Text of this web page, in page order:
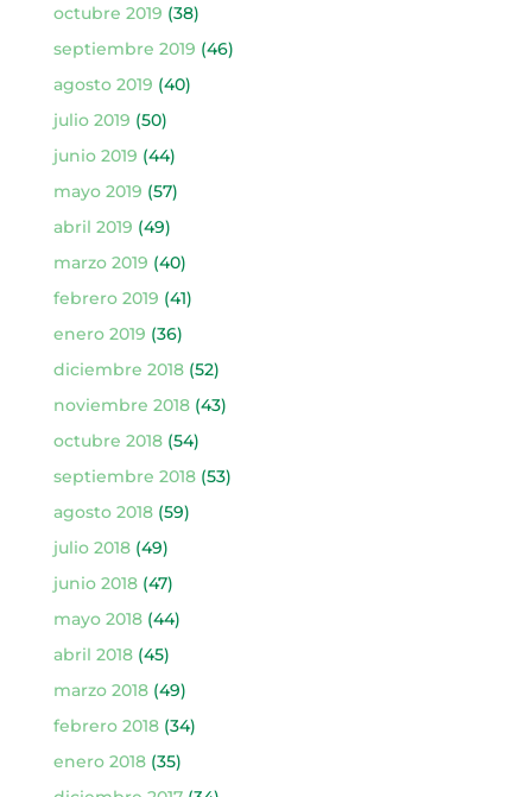
octubre 2019 (38)
septiembre 2019 (46)
agosto 2019 (40)
julio 2019 (50)
junio 2019 (44)
mayo 2019 (57)
abril 2019 (49)
marzo 2019 (40)
febrero 2019 (41)
enero 2019 (36)
diciembre 2018(52)
noviembre 2018(43)
octubre 2018(54)
septiembre 2018(53)
agosto 2018(59)
julio 2018(49)
junio 2018(47)
mayo 2018(44)
abril 2018(45)
marzo 2018(49)
febrero 2018(34)
enero 2018(35)